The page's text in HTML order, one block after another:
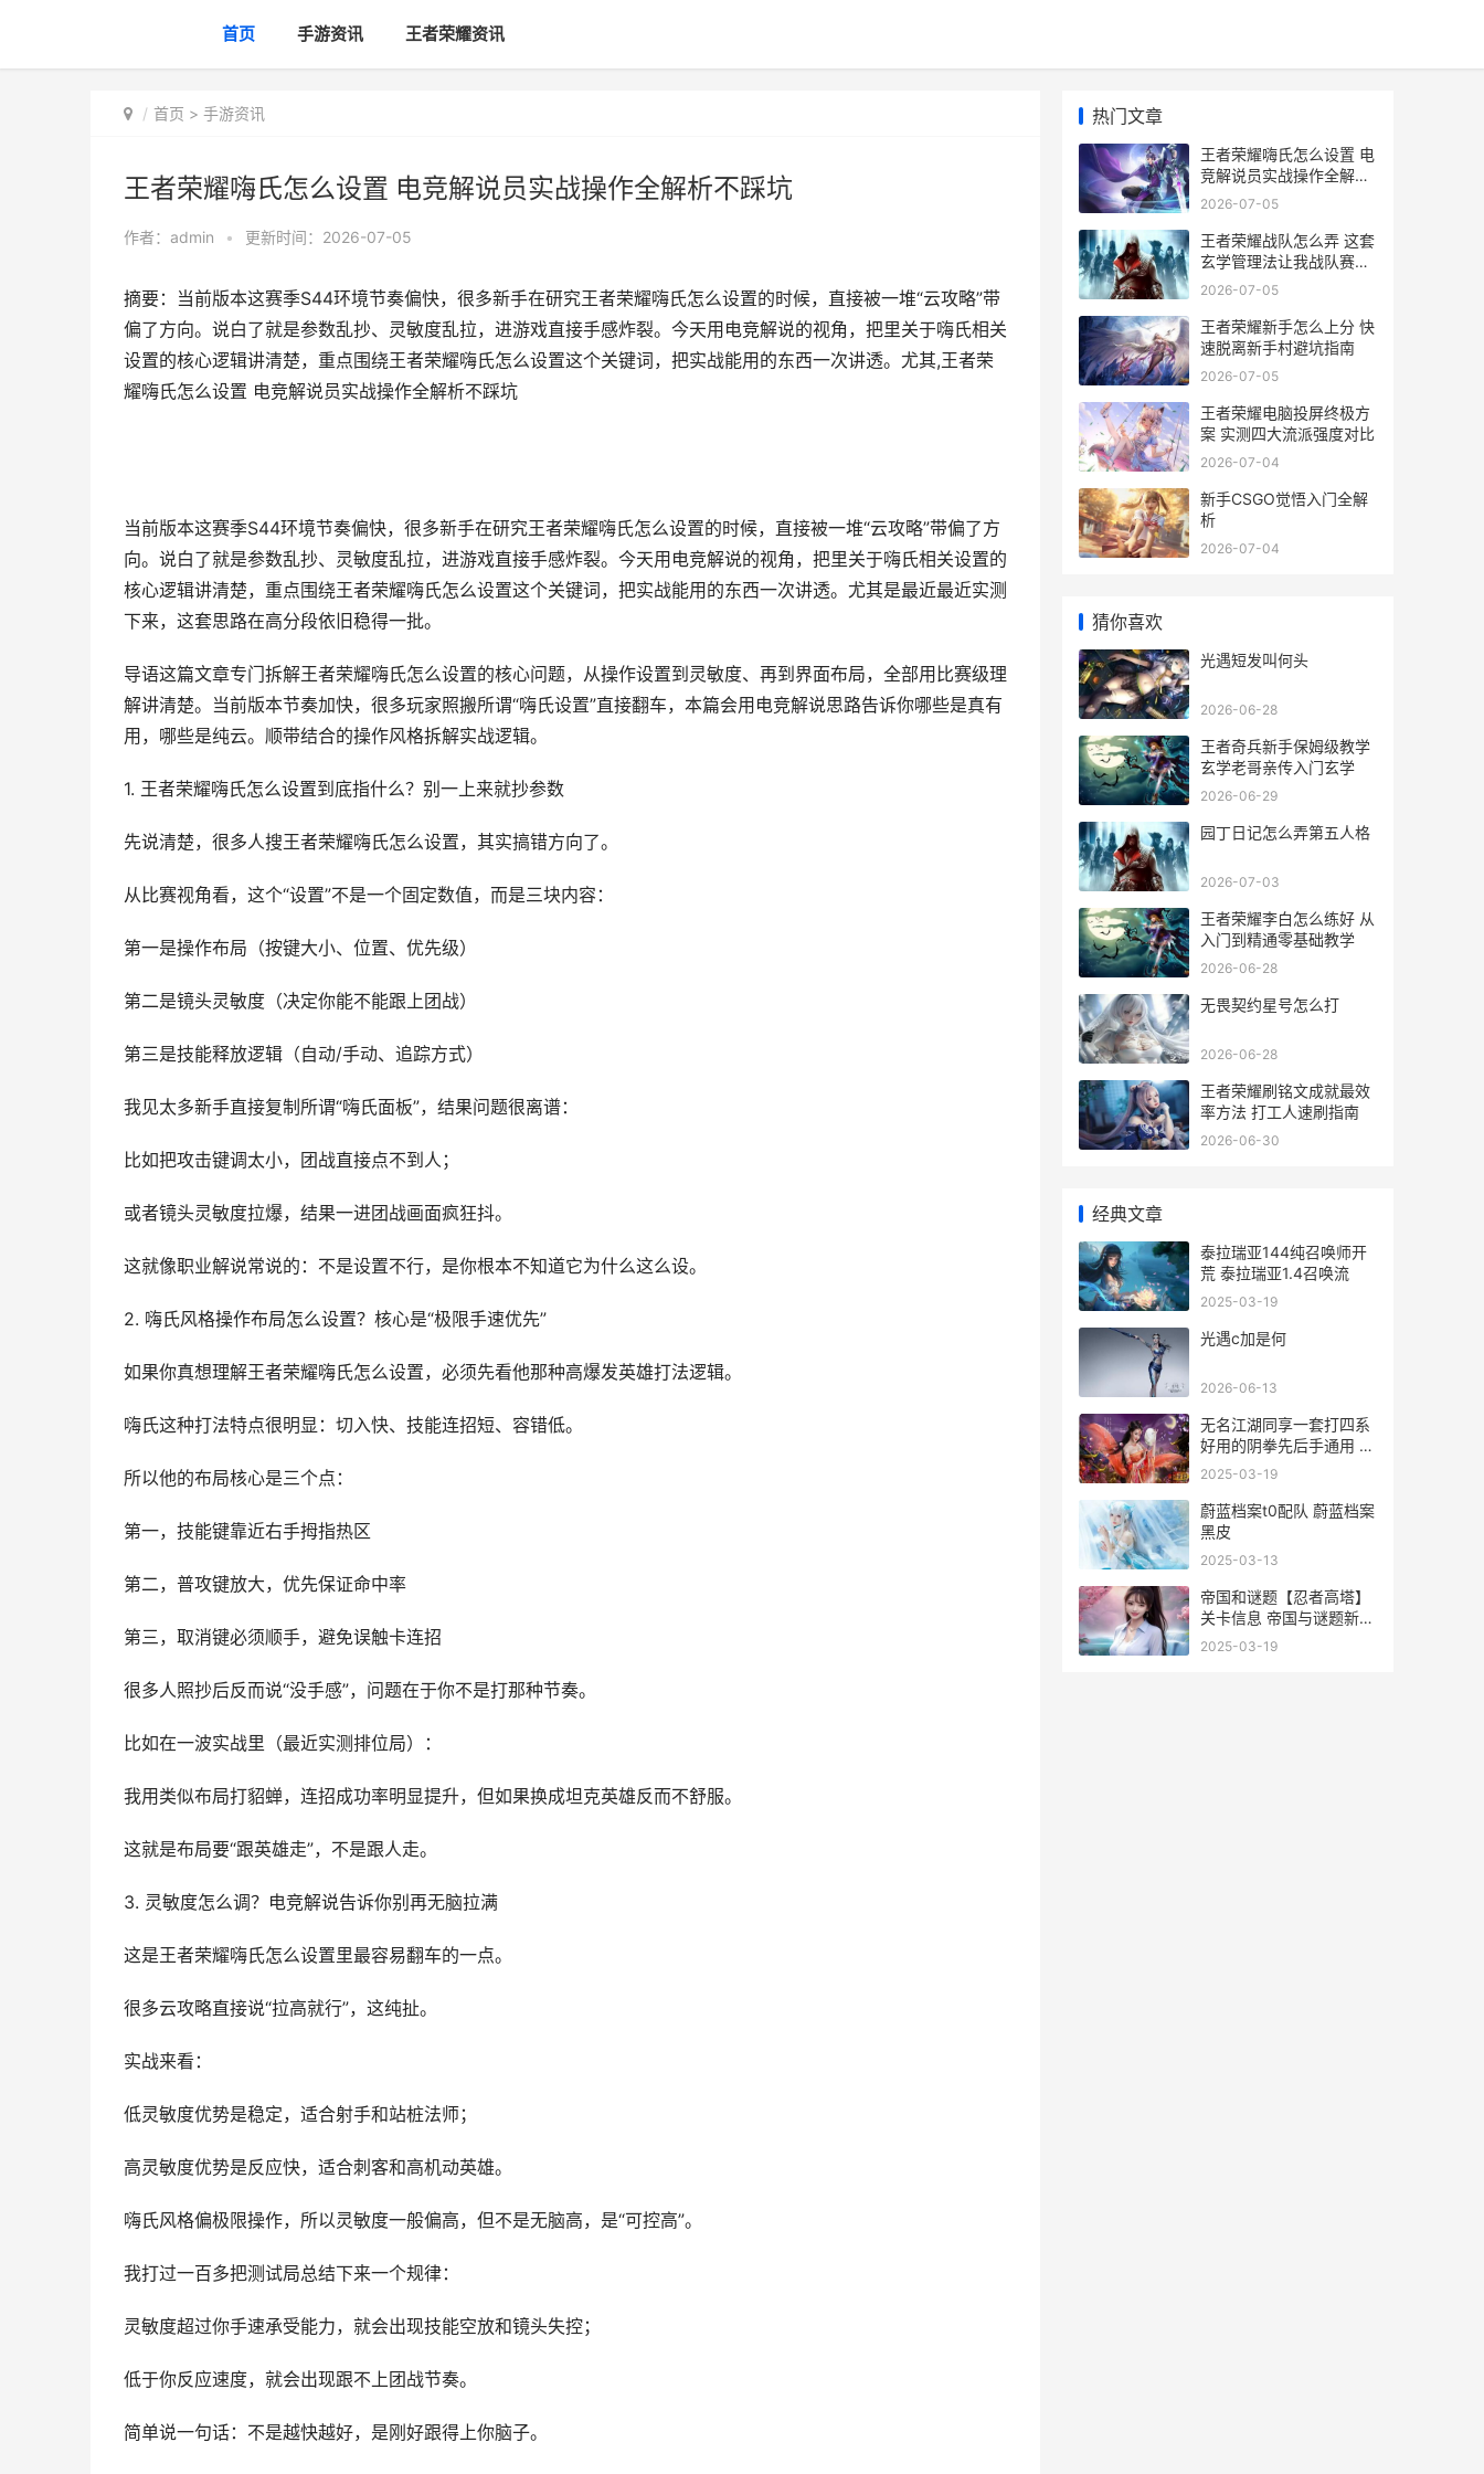
首页 手游资讯 王者荣耀资讯
首页 > 手游资讯
王者荣耀嗨氏怎么设置 电竞解说员实战操作全解析不踩坑
作者： admin • 更新时间：2026-07-05
摘要：当前版本这赛季S44环境节奏偏快，很多新手在研究王者荣耀嗨氏怎么设置的时候，直接被一堆“云攻略”带
偏了方向。说白了就是参数乱抄、灵敏度乱拉，进游戏直接手感炸裂。今天用电竞解说的视角，把里关于嗨氏相关
设置的核心逻辑讲清楚，重点围绕王者荣耀嗨氏怎么设置这个关键词，把实战能用的东西一次讲透。尤其,王者荣
耀嗨氏怎么设置 电竞解说员实战操作全解析不踩坑
当前版本这赛季S44环境节奏偏快，很多新手在研究王者荣耀嗨氏怎么设置的时候，直接被一堆“云攻略”带偏了方
向。说白了就是参数乱抄、灵敏度乱拉，进游戏直接手感炸裂。今天用电竞解说的视角，把里关于嗨氏相关设置的
核心逻辑讲清楚，重点围绕王者荣耀嗨氏怎么设置这个关键词，把实战能用的东西一次讲透。尤其是最近最近实测
下来，这套思路在高分段依旧稳得一批。
导语这篇文章专门拆解王者荣耀嗨氏怎么设置的核心问题，从操作设置到灵敏度、再到界面布局，全部用比赛级理
解讲清楚。当前版本节奏加快，很多玩家照搬所谓“嗨氏设置”直接翻车，本篇会用电竞解说思路告诉你哪些是真有
用，哪些是纯云。顺带结合的操作风格拆解实战逻辑。
1. 王者荣耀嗨氏怎么设置到底指什么？别一上来就抄参数
先说清楚，很多人搜王者荣耀嗨氏怎么设置，其实搞错方向了。
从比赛视角看，这个“设置”不是一个固定数值，而是三块内容：
第一是操作布局（按键大小、位置、优先级）
第二是镜头灵敏度（决定你能不能跟上团战）
第三是技能释放逻辑（自动/手动、追踪方式）
我见太多新手直接复制所谓“嗨氏面板”，结果问题很离谱：
比如把攻击键调太小，团战直接点不到人；
或者镜头灵敏度拉爆，结果一进团战画面疯狂抖。
这就像职业解说常说的：不是设置不行，是你根本不知道它为什么这么设。
2. 嗨氏风格操作布局怎么设置？核心是“极限手速优先”
如果你真想理解王者荣耀嗨氏怎么设置，必须先看他那种高爆发英雄打法逻辑。
嗨氏这种打法特点很明显：切入快、技能连招短、容错低。
所以他的布局核心是三个点：
第一，技能键靠近右手拇指热区
第二，普攻键放大，优先保证命中率
第三，取消键必须顺手，避免误触卡连招
很多人照抄后反而说“没手感”，问题在于你不是打那种节奏。
比如在一波实战里（最近实测排位局）：
我用类似布局打貂蝉，连招成功率明显提升，但如果换成坦克英雄反而不舒服。
这就是布局要“跟英雄走”，不是跟人走。
3. 灵敏度怎么调？电竞解说告诉你别再无脑拉满
这是王者荣耀嗨氏怎么设置里最容易翻车的一点。
很多云攻略直接说“拉高就行”，这纯扯。
实战来看：
低灵敏度优势是稳定，适合射手和站桩法师；
高灵敏度优势是反应快，适合刺客和高机动英雄。
嗨氏风格偏极限操作，所以灵敏度一般偏高，但不是无脑高，是“可控高”。
我打过一百多把测试局总结下来一个规律：
灵敏度超过你手速承受能力，就会出现技能空放和镜头失控；
低于你反应速度，就会出现跟不上团战节奏。
简单说一句话：不是越快越好，是刚好跟得上你脑子。
热门文章
王者荣耀嗨氏怎么设置 电
竞解说员实战操作全解析
不踩坑
2026-07-05
王者荣耀战队怎么弄 这套
玄学管理法让我战队赛躺
赢上分
2026-07-05
王者荣耀新手怎么上分 快
速脱离新手村避坑指南
2026-07-05
王者荣耀电脑投屏终极方
案 实测四大流派强度对比
2026-07-04
新手CSGO觉悟入门全解
析
2026-07-04
猜你喜欢
光遇短发叫何头
2026-06-28
王者奇兵新手保姆级教学
玄学老哥亲传入门玄学
2026-06-29
园丁日记怎么弄第五人格
2026-07-03
王者荣耀李白怎么练好 从
入门到精通零基础教学
2026-06-28
无畏契约星号怎么打
2026-06-28
王者荣耀刷铭文成就最效
率方法 打工人速刷指南
2026-06-30
经典文章
泰拉瑞亚144纯召唤师开
荒 泰拉瑞亚1.4召唤流
2025-03-19
光遇c加是何
2026-06-13
无名江湖同享一套打四系
好用的阴拳先后手通用 无
名江湖流浪汉是什么生肖
2025-03-19
蔚蓝档案t0配队 蔚蓝档案
黑皮
2025-03-13
帝国和谜题【忍者高塔】
关卡信息 帝国与谜题新手
攻略
2025-03-19